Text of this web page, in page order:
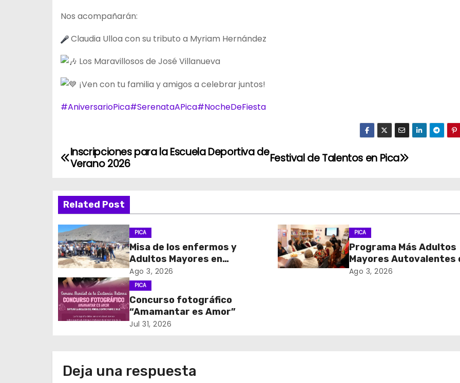
Nos acompañarán:
Claudia Ulloa con su tributo a Myriam Hernández
Los Maravillosos de José Villanueva
¡Ven con tu familia y amigos a celebrar juntos!
#AniversarioPica#SerenataAPica#NocheDeFiesta
N
v
e
g
a
c
i
d
Festival de Talentos en Pica
Inscripciones para la Escuela Deportiva de
Verano 2026
Related Post
PICA
Misa de los enfermos y
Adultos Mayores en
Tarapacá.
Ago 3, 2026
PICA
Programa Más Adultos
Mayores Autovalentes
CESFAM Dr. Juan
Ago 3, 2026
PICA
Concurso fotográfico
“Amamantar es Amor”
Jul 31, 2026
Deja una respuesta